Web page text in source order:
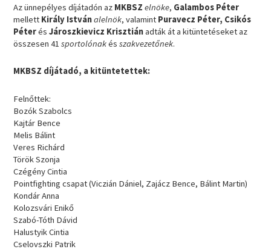
Az ünnepélyes díjátadón az MKBSZelnöke, Galambos Péter
mellett Király Istvánalelnök, valamint Puravecz Péter, Csikós
PéterésJároszkievicz Krisztiánadták át a kitüntetéseket az
összesen 41sportolónakésszakvezetőnek.
MKBSZ díjátadó, a kitüntetettek:
Felnőttek:
Bozók Szabolcs
Kajtár Bence
Melis Bálint
Veres Richárd
Török Szonja
Czégény Cintia
Pointfighting csapat (Viczián Dániel, Zajácz Bence, Bálint Martin)
Kondár Anna
Kolozsvári Enikő
Szabó-Tóth Dávid
Halustyik Cintia
Cselovszki Patrik